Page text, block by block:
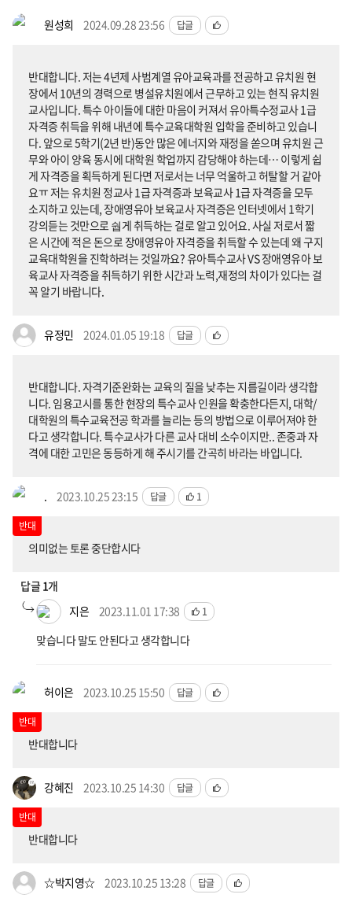
원성희 2024.09.28 23:56 답글
반대합니다. 저는 4년제 사범계열 유아교육과를 전공하고 유치원 현
장에서 10년의 경력으로 병설유치원에서 근무하고 있는 현직 유치원
교사입니다. 특수 아이들에 대한 마음이 커져서 유아특수정교사 1급
자격증 취득을 위해 내년에 특수교육대학원 입학을 준비하고 있습니
다. 앞으로 5학기(2년 반)동안 많은 에너지와 재정을 쏟으며 유치원 근
무와 아이 양육 동시에 대학원 학업까지 감당해야 하는데… 이렇게 쉽
게 자격증을 획득하게 된다면 저로서는 너무 억울하고 허탈할 거 같아
요ㅠ 저는 유치원 정교사 1급 자격증과 보육교사 1급 자격증을 모두
소지하고 있는데, 장애영유아 보육교사 자격증은 인터넷에서 1학기
강의듣는 것만으로 쉅게 취득하는 걸로 알고 있어요. 사실 저로서 짧
은 시간에 적은 돈으로 장애영유아 자격증을 취득할 수 있는데 왜 구지
교육대학원을 진학하려는 것일까요? 유아특수교사 VS 장애영유아 보
육교사 자격증을 취득하기 위한 시간과 노력,재정의 차이가 있다는 걸
꼭 알기 바랍니다.
유정민 2024.01.05 19:18 답글
반대합니다. 자격기준완화는 교육의 질을 낮추는 지름길이라 생각합
니다. 임용고시를 통한 현장의 특수교사 인원을 확충한다든지, 대학/
대학원의 특수교육전공 학과를 늘리는 등의 방법으로 이루어져야 한
다고 생각합니다. 특수교사가 다른 교사 대비 소수이지만.. 존중과 자
격에 대한 고민은 동등하게 해 주시기를 간곡히 바라는 바입니다.
2023.10.25 23:15 답글 1
반대
의미없는 토론 중단합시다
답글1개
지은
2023.11.01 17:38 1
맞습니다 말도 안된다고 생각합니다
허이은 2023.10.25 15:50 답글
반대
반대합니다
강혜진 2023.10.25 14:30 답글
반대
반대합니다
☆박지영☆ 2023.10.25 13:28 답글